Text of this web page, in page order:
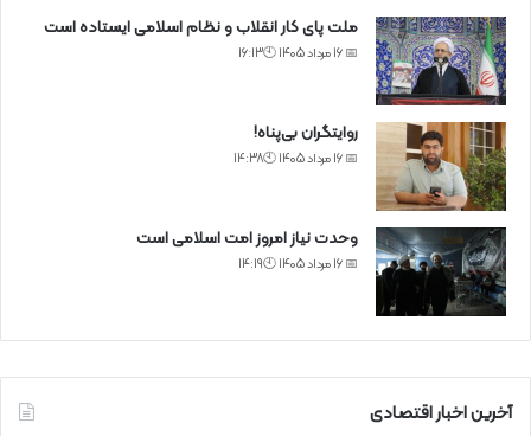
ملت پای کار انقلاب و نظام اسلامی ایستاده است
📅 16 مرداد 1405 🕙16:13
روایتگران بی‌پناه!
📅 16 مرداد 1405 🕙14:38
وحدت نیاز امروز امت اسلامی است
📅 16 مرداد 1405 🕙14:19
آخرین اخبار اقتصادی